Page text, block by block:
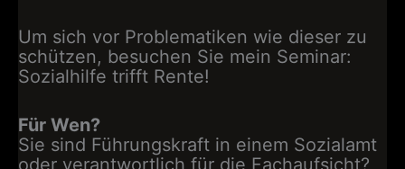
Um sich vor Problematiken wie dieser zu
schützen, besuchen Sie mein Seminar:
Sozialhilfe trifft Rente!
Für Wen?
Sie sind Führungskraft in einem Sozialamt
oder verantwortlich für die Fachaufsicht?